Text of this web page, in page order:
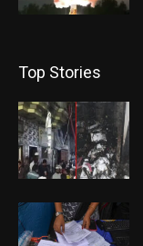
Top Stories